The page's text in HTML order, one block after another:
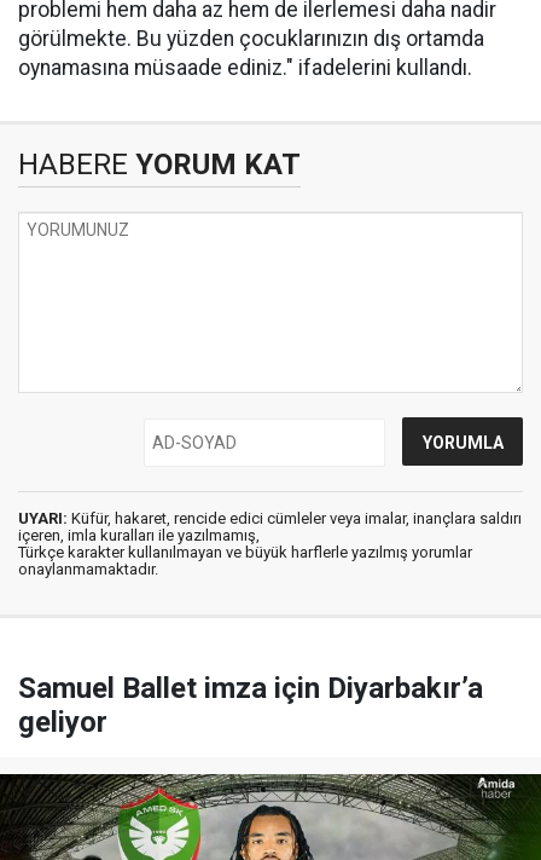
problemi hem daha az hem de ilerlemesi daha nadir
görülmekte. Bu yüzden çocuklarınızın dış ortamda
oynamasına müsaade ediniz." ifadelerini kullandı.
HABERE YORUM KAT
UYARI: Küfür, hakaret, rencide edici cümleler veya imalar, inançlara saldırı
içeren, imla kuralları ile yazılmamış,
Türkçe karakter kullanılmayan ve büyük harflerle yazılmış yorumlar
onaylanmamaktadır.
Samuel Ballet imza için Diyarbakır’a
geliyor